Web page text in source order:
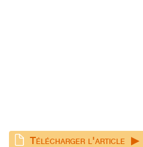
Télécharger l'article